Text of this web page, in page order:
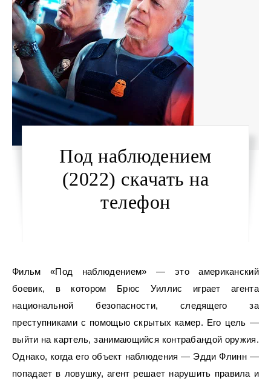
Под наблюдением
(2022) скачать на
телефон
Фильм «Под наблюдением» — это американский
боевик, в котором Брюс Уиллис играет агента
национальной безопасности, следящего за
преступниками с помощью скрытых камер. Его цель —
выйти на картель, занимающийся контрабандой оружия.
Однако, когда его объект наблюдения — Эдди Флинн —
попадает в ловушку, агент решает нарушить правила и